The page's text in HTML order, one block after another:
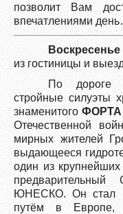
позволит Вам
впечатлениями
Воскресенье
из гостиницы и
По дороге
стройные силуэты
знаменитого
Отечественной
мирных жителей
выдающееся
один из
предварительный
ЮНЕСКО. Он стал
путём в Европе,